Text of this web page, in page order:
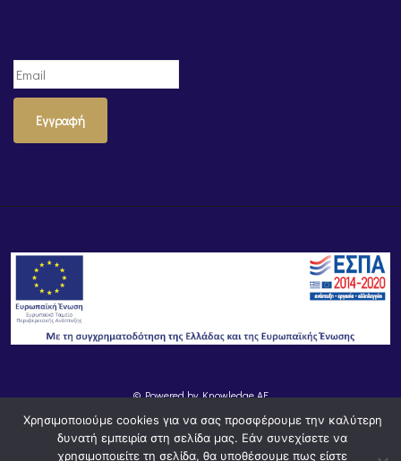
Εγγραφή
© Powered byKnowledge AE
Χρησιμοποιούμε cookies για να σας προσφέρουμε την καλύτερη
δυνατή εμπειρία στη σελίδα μας. Εάν συνεχίσετε να
χρησιμοποιείτε τη σελίδα, θα υποθέσουμε πως είστε